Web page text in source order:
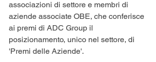
associazioni di settore e membri di
aziende associate OBE, che conferisce
ai premi di ADC Group il
posizionamento, unico nel settore, di
'Premi delle Aziende'.